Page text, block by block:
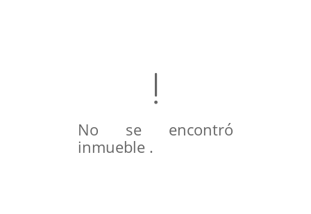
No se encontró
inmueble .